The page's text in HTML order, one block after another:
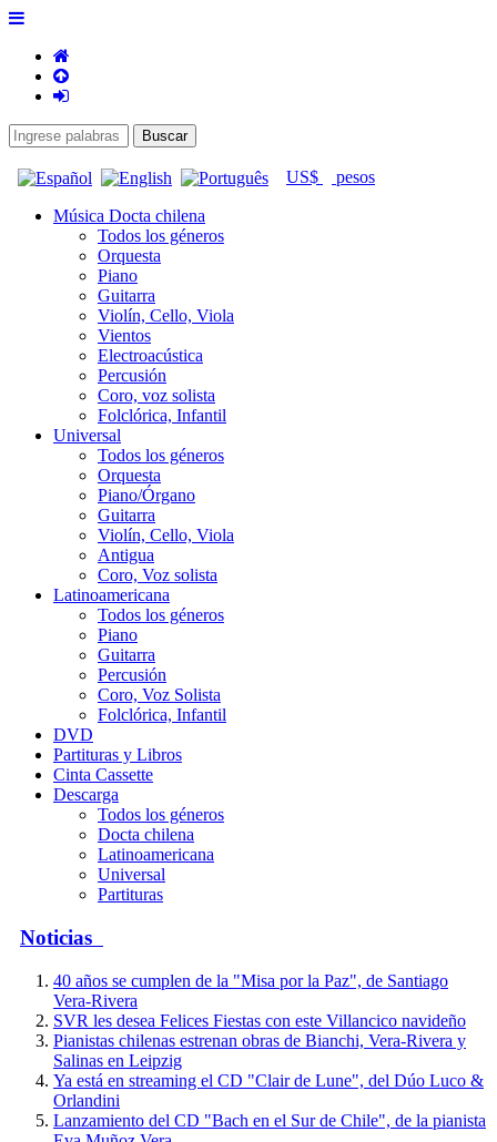
US$ pesos
Música Docta chilena
Todos los géneros
Orquesta
Piano
Guitarra
Violín, Cello, Viola
Vientos
Electroacústica
Percusión
Coro, voz solista
Folclórica, Infantil
Universal
Todos los géneros
Orquesta
Piano/Órgano
Guitarra
Violín, Cello, Viola
Antigua
Coro, Voz solista
Latinoamericana
Todos los géneros
Piano
Guitarra
Percusión
Coro, Voz Solista
Folclórica, Infantil
DVD
Partituras y Libros
Cinta Cassette
Descarga
Todos los géneros
Docta chilena
Latinoamericana
Universal
Partituras
Noticias
40 años se cumplen de la "Misa por la Paz", de Santiago
Vera-Rivera
SVR les desea Felices Fiestas con este Villancico navideño
Pianistas chilenas estrenan obras de Bianchi, Vera-Rivera y
Salinas en Leipzig
Ya está en streaming el CD "Clair de Lune", del Dúo Luco &
Orlandini
Lanzamiento del CD "Bach en el Sur de Chile", de la pianista